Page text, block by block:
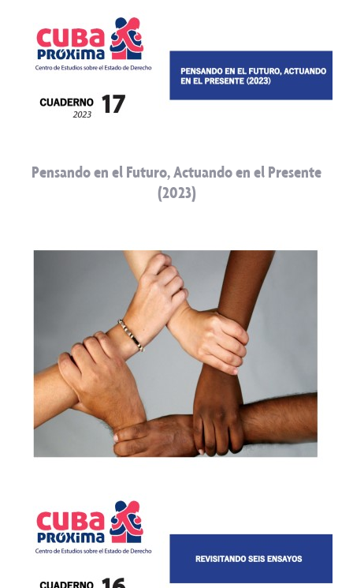
Pensando en el Futuro, Actuando en el Presente
(2023)